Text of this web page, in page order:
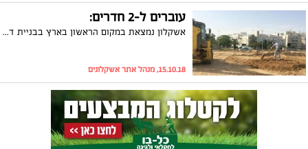
עוברים ל-2 חדרים:
אשקלון נמצאת במקום הראשון בארץ בבניית דירות קטנות. כך עולה מנתוני הלמ"ס שמתפרסמים השבוע. יו"ר ארגון הקבלנים באשקלון, דוד רוזנר: "באשקלון יש ביקוש גבוה לדירות נופש, וזו אחת הסיבות לגידול בבניית דירות קטנות בעיר"
15.10.18, מנהל אתר אשקלונים